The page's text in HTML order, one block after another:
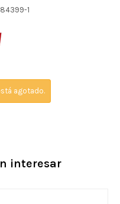
1
agotado.
interesar